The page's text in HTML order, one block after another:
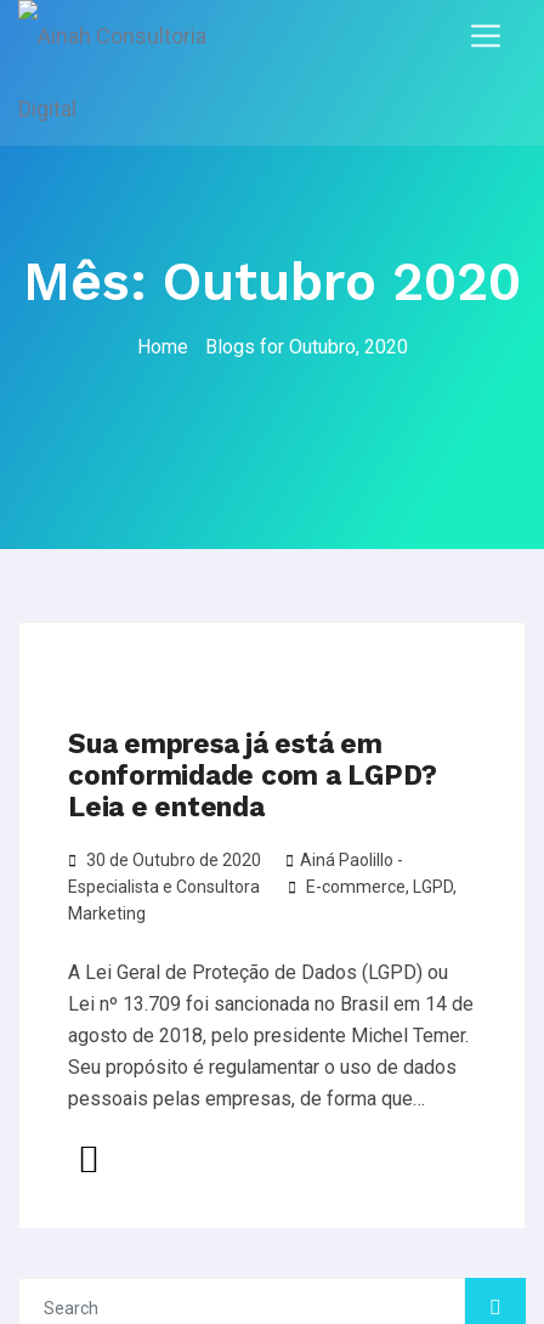
Mês: Outubro 2020
Home Blogs for Outubro, 2020
Sua empresa já está em
conformidade com a LGPD?
Leia e entenda
30 de Outubro de 2020
Ainá Paolillo -
Especialista e Consultora
E-commerce, LGPD,
Marketing
A Lei Geral de Proteção de Dados (LGPD) ou
Lei nº 13.709 foi sancionada no Brasil em 14 de
agosto de 2018, pelo presidente Michel Temer.
Seu propósito é regulamentar o uso de dados
pessoais pelas empresas, de forma que…